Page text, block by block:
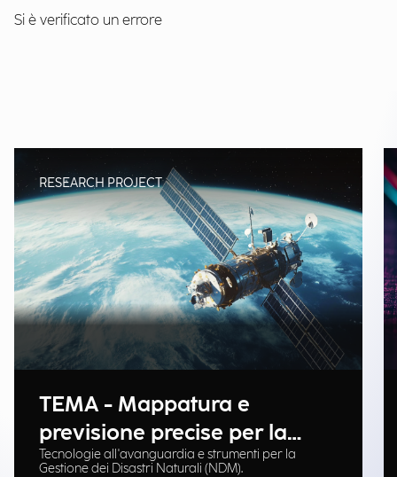
Si è verificato un errore
RESEARCH PROJECT
TEMA - Mappatura e
previsione precise per la
gestione delle emergenze
Tecnologie all'avanguardia e strumenti per la
Gestione dei Disastri Naturali (NDM).